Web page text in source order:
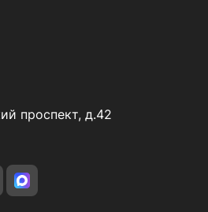
проспект, д.42